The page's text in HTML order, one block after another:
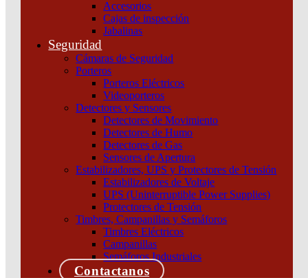
Accesorios
Cajas de inspección
Jabalinas
Seguridad
Cámaras de Seguridad
Porteros
Porteros Eléctricos
Videoporteros
Detectores y Sensores
Detectores de Movimiento
Detectores de Humo
Detectores de Gas
Sensores de Apertura
Estabilizadores, UPS y Protectores de Tensión
Estabilizadores de Voltaje
UPS (Uninterruptible Power Supplies)
Protectores de Tensión
Timbres, Campanillas y Semáforos
Timbres Eléctricos
Campanillas
Semáforos Industriales
Contactanos
VARIADOR 1FASE 240V 2,2KW 3HP X7UNI
Schneider
Añadir al carrito